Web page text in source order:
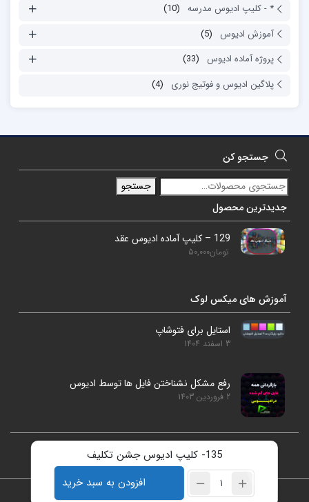
* - کلیپ ادیوس مدرسه (10)
آموزش ادیوس
(5)
پروژه آماده ادیوس
(33)
پلاگین ادیوس و فوتیج نوری
(4)
جستجو کن
جستجو
جدیدترین محصول
129 – کلیپ آماده ادیوس عقد
تومان50,000
آموزش های میکس لوک
استایل برای فتوشاپ
3 اسفند 1404
رفع مشکل نشناختن فایل ها توسط ادیوس
2 فروردین 1403
09186925896
studiolookmix@gmail.com
135- کلیپ ادیوس جشن تکلیف
افزودن به سبد خرید